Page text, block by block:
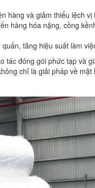
hàng và giảm thiểu lệch vị
hàng hóa nặng, cồng
tăng hiệu suất làm
tác đóng gói phức tạp và
chỉ là giải pháp về mặt